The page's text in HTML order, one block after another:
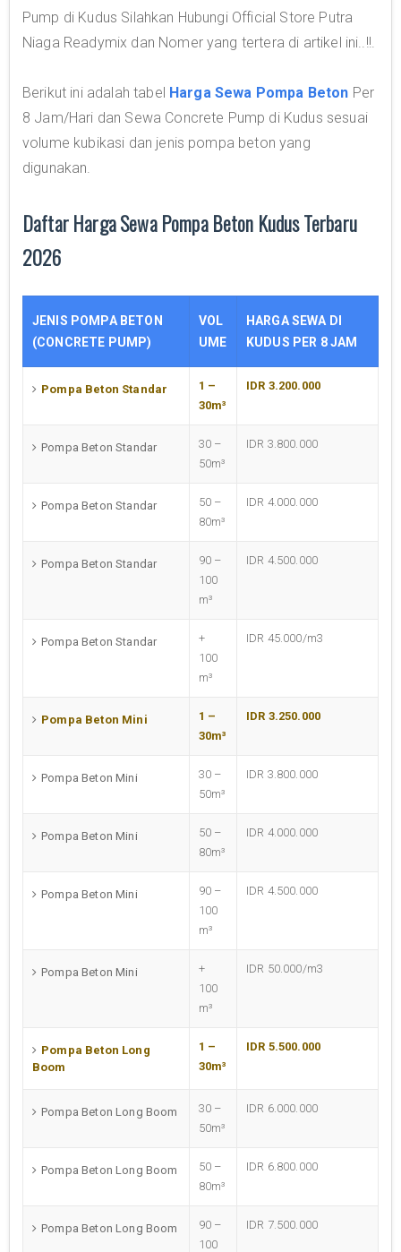
Pump di Kudus Silahkan Hubungi Official Store Putra
Niaga Readymix dan Nomer yang tertera di artikel ini..!!.
Berikut ini adalah tabel Harga Sewa Pompa Beton Per
8 Jam/Hari dan Sewa Concrete Pump di Kudus sesuai
volume kubikasi dan jenis pompa beton yang
digunakan.
Daftar Harga Sewa Pompa Beton Kudus Terbaru
2026
JENIS POMPA BETON
(CONCRETE PUMP)
VOL
UME
HARGA SEWA DI
KUDUS PER 8 JAM
Pompa Beton Standar
1 –
30m³
IDR 3.200.000
Pompa Beton Standar
30 –
50m³
IDR 3.800.000
Pompa Beton Standar
50 –
80m³
IDR 4.000.000
Pompa Beton Standar
90 –
100
m³
IDR 4.500.000
Pompa Beton Standar
+
100
m³
IDR 45.000/m3
Pompa Beton Mini
1 –
30m³
IDR 3.250.000
Pompa Beton Mini
30 –
50m³
IDR 3.800.000
Pompa Beton Mini
50 –
80m³
IDR 4.000.000
Pompa Beton Mini
90 –
100
m³
IDR 4.500.000
Pompa Beton Mini
+
100
m³
IDR 50.000/m3
Pompa Beton Long
Boom
1 –
30m³
IDR 5.500.000
Pompa Beton Long Boom
30 –
50m³
IDR 6.000.000
Pompa Beton Long Boom
50 –
80m³
IDR 6.800.000
Pompa Beton Long Boom
90 –
100
IDR 7.500.000